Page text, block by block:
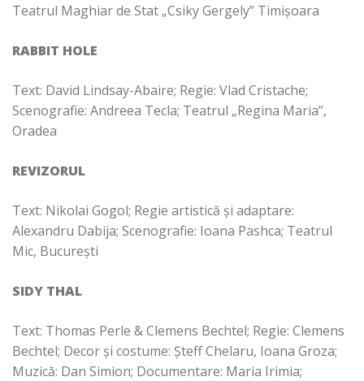
Teatrul Maghiar de Stat „Csiky Gergely” Timișoara
RABBIT HOLE
Text: David Lindsay-Abaire; Regie: Vlad Cristache;
Scenografie: Andreea Tecla; Teatrul „Regina Maria”,
Oradea
REVIZORUL
Text: Nikolai Gogol; Regie artistică și adaptare:
Alexandru Dabija; Scenografie: Ioana Pashca; Teatrul
Mic, București
SIDY THAL
Text: Thomas Perle & Clemens Bechtel; Regie: Clemens
Bechtel; Decor și costume: Șteff Chelaru, Ioana Groza;
Muzică: Dan Simion; Documentare: Maria Irimia;